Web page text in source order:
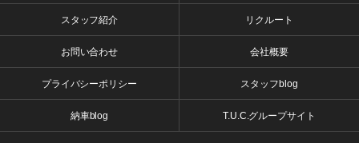
スタッフ紹介 リクルート
お問い合わせ 会社概要
プライバシーポリシー スタッフblog
納車blog T.U.C.グループサイト